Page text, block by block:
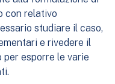
con relativo
studiare il caso,
e rivedere il
per esporre le varie